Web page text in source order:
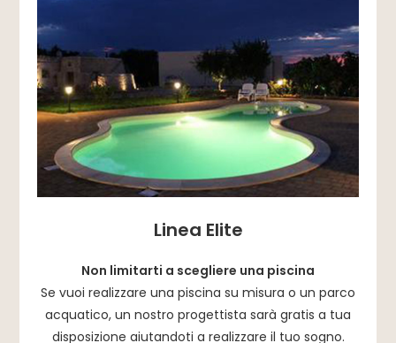
Linea Elite
Non limitarti a scegliere una piscina
Se vuoi realizzare una piscina su misura o un parco
acquatico, un nostro progettista sarà gratis a tua
disposizione aiutandoti a realizzare il tuo sogno.